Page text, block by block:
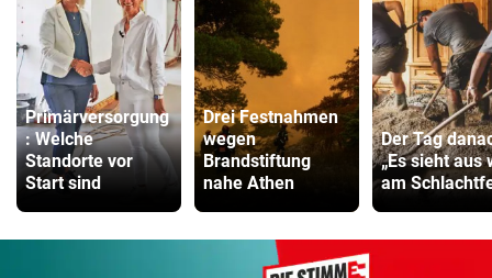
Primärversorgung
: Welche
Standorte vor
Start sind
Drei Festnahmen
wegen
Brandstiftung
nahe Athen
Der Tag
„Es sieht aus
am